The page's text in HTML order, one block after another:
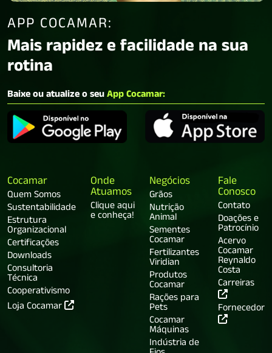
APP COCAMAR:
Mais rapidez e facilidade na sua
rotina
Baixe ou atualize o seuApp Cocamar:
Cocamar
Quem Somos
Sustentabilidade
Estrutura
Organizacional
Certificações
Downloads
Consultoria
Técnica
Cooperativismo
Loja Cocamar
Onde
Atuamos
Clique aqui
e conheça!
Negócios
Grãos
Nutrição
Animal
Sementes
Cocamar
Fertilizantes
Viridian
Produtos
Cocamar
Rações para
Pets
Cocamar
Máquinas
Indústria de
Fale
Conosco
Contato
Doações e
Patrocínio
Acervo
Cocamar
Reynaldo
Costa
Carreiras
Fornecedor